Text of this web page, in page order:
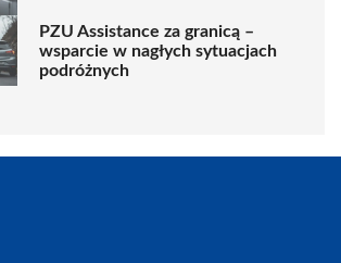
PZU Assistance za granicą –
wsparcie w nagłych sytuacjach
podróżnych